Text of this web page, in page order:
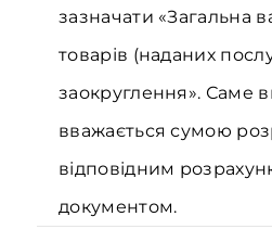
зазначати «Загальна
товарів (наданих
заокруглення». Саме
вважається сумою
відповідним
документом.